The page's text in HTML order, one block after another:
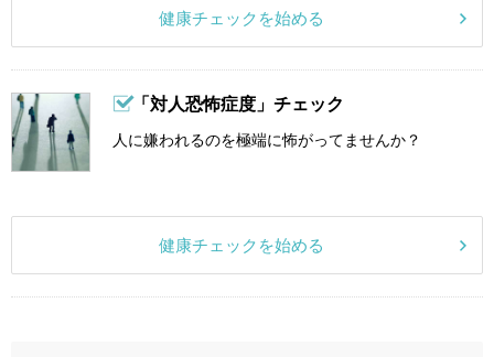
健康チェックを始める
「対人恐怖症度」チェック
人に嫌われるのを極端に怖がってませんか？
健康チェックを始める